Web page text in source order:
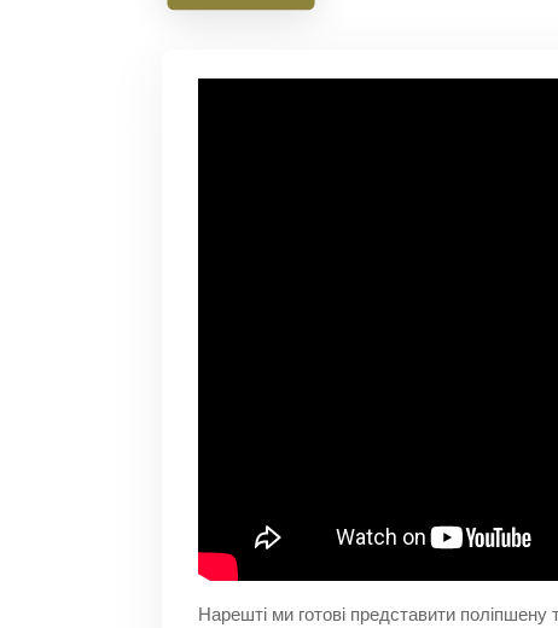
Нарешті ми готові представити поліпшену